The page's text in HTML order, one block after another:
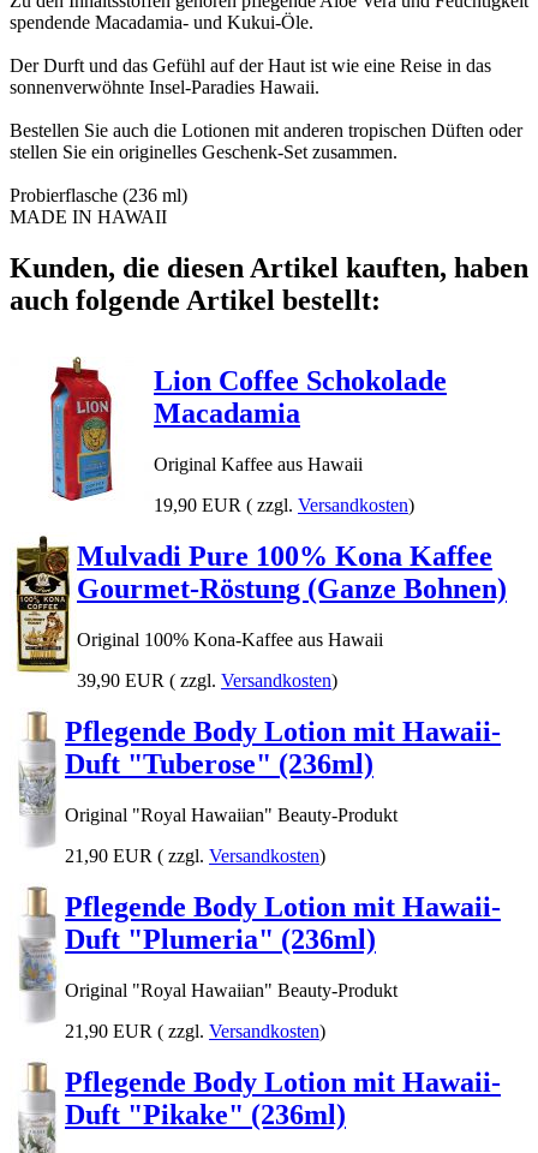
spendende Macadamia- und Kukui-Öle.
Der Durft und das Gefühl auf der Haut ist wie eine Reise in das
sonnenverwöhnte Insel-Paradies Hawaii.
Bestellen Sie auch die Lotionen mit anderen tropischen Düften oder
stellen Sie ein originelles Geschenk-Set zusammen.
Probierflasche (236 ml)
MADE IN HAWAII
Kunden, die diesen Artikel kauften, haben
auch folgende Artikel bestellt:
Lion Coffee Schokolade
Macadamia
Original Kaffee aus Hawaii
19,90 EUR ( zzgl. Versandkosten)
Mulvadi Pure 100% Kona Kaffee
Gourmet-Röstung (Ganze Bohnen)
Original 100% Kona-Kaffee aus Hawaii
39,90 EUR ( zzgl. Versandkosten)
Pflegende Body Lotion mit Hawaii-
Duft "Tuberose" (236ml)
Original "Royal Hawaiian" Beauty-Produkt
21,90 EUR ( zzgl. Versandkosten)
Pflegende Body Lotion mit Hawaii-
Duft "Plumeria" (236ml)
Original "Royal Hawaiian" Beauty-Produkt
21,90 EUR ( zzgl. Versandkosten)
Pflegende Body Lotion mit Hawaii-
Duft "Pikake" (236ml)